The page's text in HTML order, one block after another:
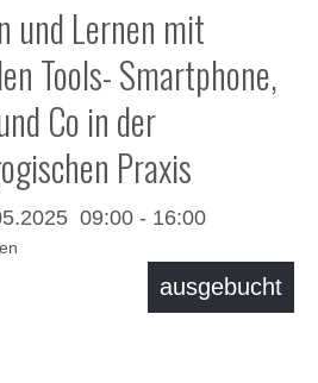
und Lernen mit
Tools- Smartphone,
Co in der
Praxis
09:00- 16:00
ausgebucht